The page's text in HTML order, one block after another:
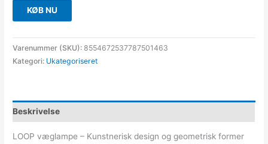
KØB NU
Varenummer (SKU):8554672537787501463
Kategori: Ukategoriseret
Beskrivelse
LOOP væglampe – Kunstnerisk design og geometrisk former